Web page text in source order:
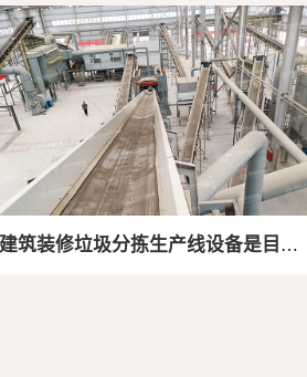
垃圾暨第三届装修垃圾资源化交流会
顺利落幕
建筑装修垃圾分拣生产线设备是目前